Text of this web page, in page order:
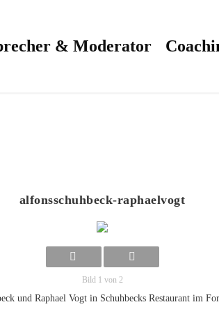
& Moderator
alfonsschuhbeck-raphaelvogt
Bild 1 von 2
und Raphael Vogt in Schuhbecks Restaurant im